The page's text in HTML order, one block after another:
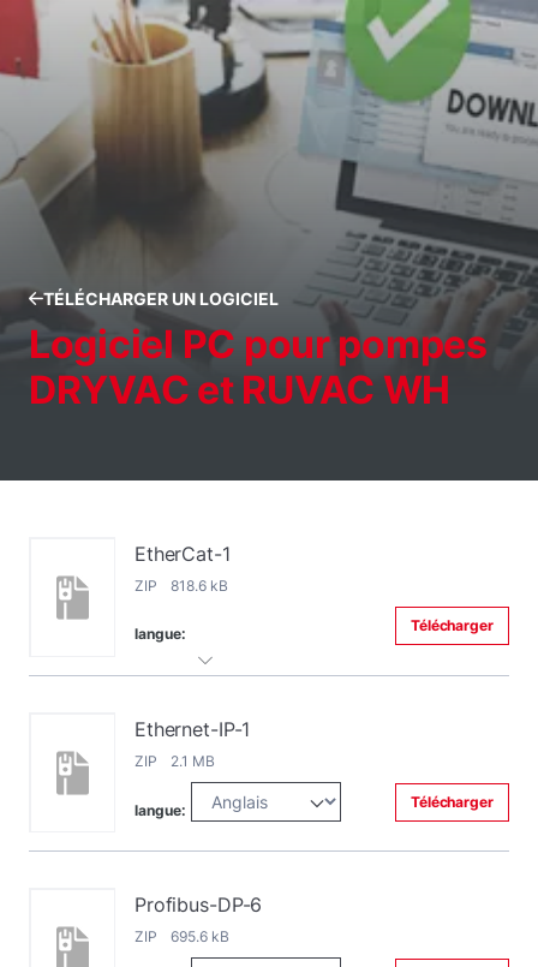
TÉLÉCHARGER UN LOGICIEL
Logiciel PC pour pompes
DRYVAC et RUVAC WH
EtherCat-1
ZIP 818.6 kB
langue: Télécharger
Ethernet-IP-1
ZIP 2.1 MB
langue: Télécharger
Profibus-DP-6
ZIP 695.6 kB